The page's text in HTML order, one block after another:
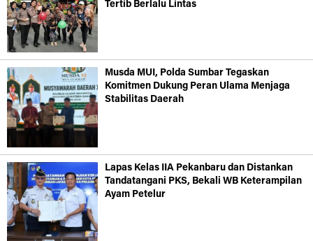
Tertib Berlalu Lintas
Musda MUI, Polda Sumbar Tegaskan
Komitmen Dukung Peran Ulama Menjaga
Stabilitas Daerah
Lapas Kelas IIA Pekanbaru dan Distankan
Tandatangani PKS, Bekali WB Keterampilan
Ayam Petelur